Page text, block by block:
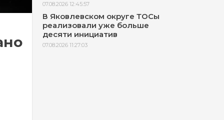
07.08.2026 12:45:57
В Яковлевском округе ТОСы
реализовали уже больше
десяти инициатив
07.08.2026 11:27:03